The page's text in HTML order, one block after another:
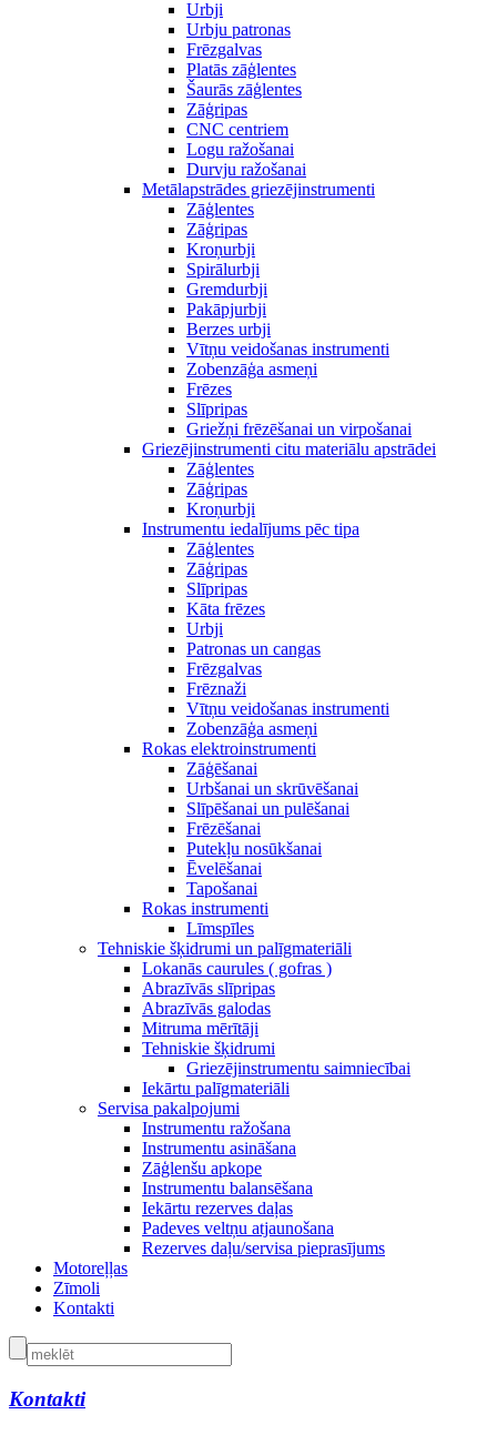
Urbji
Urbju patronas
Frēzgalvas
Platās zāģlentes
Šaurās zāģlentes
Zāģripas
CNC centriem
Logu ražošanai
Durvju ražošanai
Metālapstrādes griezējinstrumenti
Zāģlentes
Zāģripas
Kroņurbji
Spirālurbji
Gremdurbji
Pakāpjurbji
Berzes urbji
Vītņu veidošanas instrumenti
Zobenzāģa asmeņi
Frēzes
Slīpripas
Griežņi frēzēšanai un virpošanai
Griezējinstrumenti citu materiālu apstrādei
Zāģlentes
Zāģripas
Kroņurbji
Instrumentu iedalījums pēc tipa
Zāģlentes
Zāģripas
Slīpripas
Kāta frēzes
Urbji
Patronas un cangas
Frēzgalvas
Frēznaži
Vītņu veidošanas instrumenti
Zobenzāģa asmeņi
Rokas elektroinstrumenti
Zāģēšanai
Urbšanai un skrūvēšanai
Slīpēšanai un pulēšanai
Frēzēšanai
Putekļu nosūkšanai
Ēvelēšanai
Tapošanai
Rokas instrumenti
Līmspīles
Tehniskie šķidrumi un palīgmateriāli
Lokanās caurules ( gofras )
Abrazīvās slīpripas
Abrazīvās galodas
Mitruma mērītāji
Tehniskie šķidrumi
Griezējinstrumentu saimniecībai
Iekārtu palīgmateriāli
Servisa pakalpojumi
Instrumentu ražošana
Instrumentu asināšana
Zāģlenšu apkope
Instrumentu balansēšana
Iekārtu rezerves daļas
Padeves veltņu atjaunošana
Rezerves daļu/servisa pieprasījums
Motoreļļas
Zīmoli
Kontakti
Kontakti